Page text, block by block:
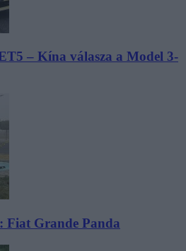
– Kína válasza a Model 3-
Fiat Grande Panda